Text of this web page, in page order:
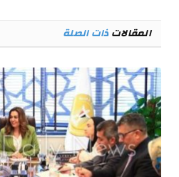
المقالاتذات الصلة